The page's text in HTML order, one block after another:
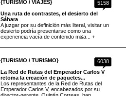
5158
{TURISMO / VIAJES}
Una ruta de contrastes, el desierto del
Sáhara
A juzgar por su definición más literal, visitar un
desierto podría presentarse como una
experiencia vacía de contenido m&a... +
6038
{TURISMO / TURISMO}
La Red de Rutas del Emperador Carlos V
retoma la creación de paquetes...
Los representantes de la Red de Rutas del
Emperador Carlos V, encabezados por su